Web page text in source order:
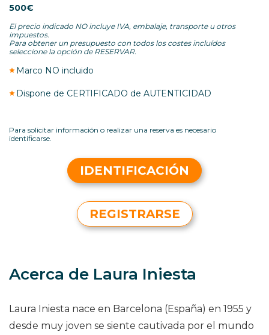
500€
El precio indicado NO incluye IVA, embalaje, transporte u otros
impuestos.
Para obtener un presupuesto con todos los costes incluídos
seleccione la opción de RESERVAR.
Marco NO incluido
Dispone de CERTIFICADO de AUTENTICIDAD
Para solicitar información o realizar una reserva es necesario
identificarse.
IDENTIFICACIÓN
REGISTRARSE
Acerca de Laura Iniesta
Laura Iniesta nace en Barcelona (España) en 1955 y
desde muy joven se siente cautivada por el mundo